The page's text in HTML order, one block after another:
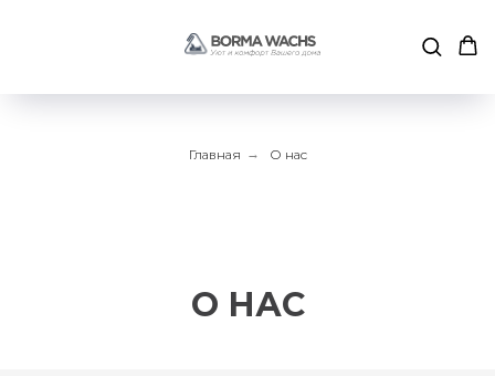
Главная → О нас
О НАС